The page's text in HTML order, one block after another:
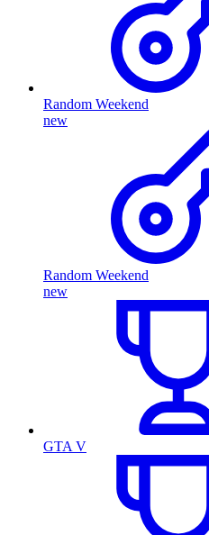
Random Weekend
new
Random Weekend
new
GTA V